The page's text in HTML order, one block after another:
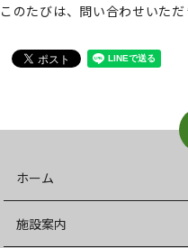
このたびは、問い合わせいた
ホーム
施設案内